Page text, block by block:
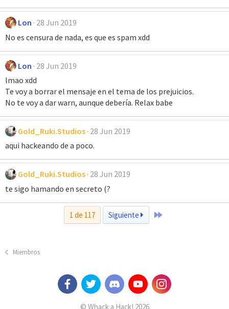
Lon 28 Jun 2019
No es censura de nada, es que es spam xdd
Lon 28 Jun 2019
lmao xdd
Te voy a borrar el mensaje en el tema de los prejuicios.
No te voy a dar warn, aunque debería. Relax babe
Gold_Ruki.Studios 28 Jun 2019
aqui hackeando de a poco.
Gold_Ruki.Studios 28 Jun 2019
te sigo hamando en secreto (?
1 de 117 Siguiente Último
Miembros
© Whack a Hack! 2026